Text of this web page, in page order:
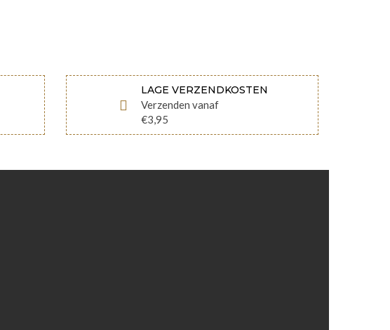
LAGE VERZENDKOSTEN
Verzenden vanaf
€3,95